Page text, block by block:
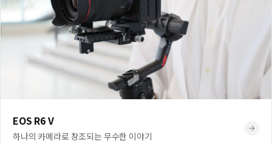
EOS R6 V
하나의 카메라로 창조되는 무수한 이야기